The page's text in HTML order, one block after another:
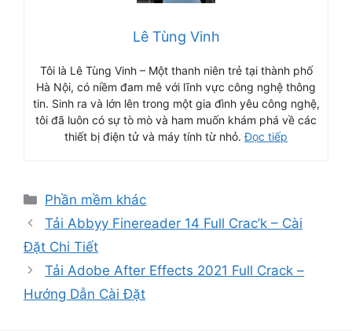
Lê Tùng Vinh
Tôi là Lê Tùng Vinh – Một thanh niên trẻ tại thành phố
Hà Nội, có niềm đam mê với lĩnh vực công nghệ thông
tin. Sinh ra và lớn lên trong một gia đình yêu công nghệ,
tôi đã luôn có sự tò mò và ham muốn khám phá về các
thiết bị điện tử và máy tính từ nhỏ.Đọc tiếp
Danh
mục
Phần mềm khác
Tải Abbyy Finereader 14 Full Crac’k – Cài
Đặt Chi Tiết
Tải Adobe After Effects 2021 Full Crack –
Hướng Dẫn Cài Đặt